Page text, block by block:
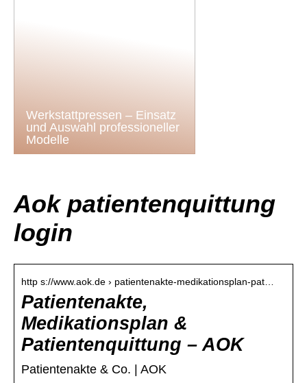
Werkstattpressen – Einsatz
und Auswahl professioneller
Modelle
Aok patientenquittung
login
http s://www.aok.de › patientenakte-medikationsplan-pat…
Patientenakte,
Medikationsplan &
Patientenquittung – AOK
Patientenakte & Co. | AOK